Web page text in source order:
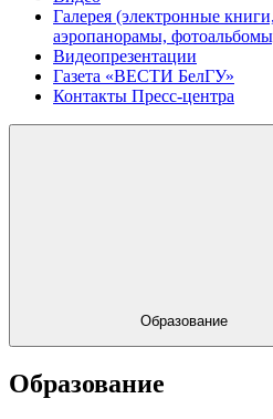
Галерея (электронные
аэропанорамы,
Видеопрезентации
Газета «ВЕСТИ БелГУ»
Контакты Пресс-центра
Образование
Образование